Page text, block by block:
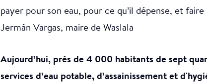
payer pour son eau, pour ce qu’il dépense, et faire
Jermán Vargas, maire de Waslala
Aujourd’hui, près de 4 000 habitants de sept
services d’eau potable, d’assainissement et